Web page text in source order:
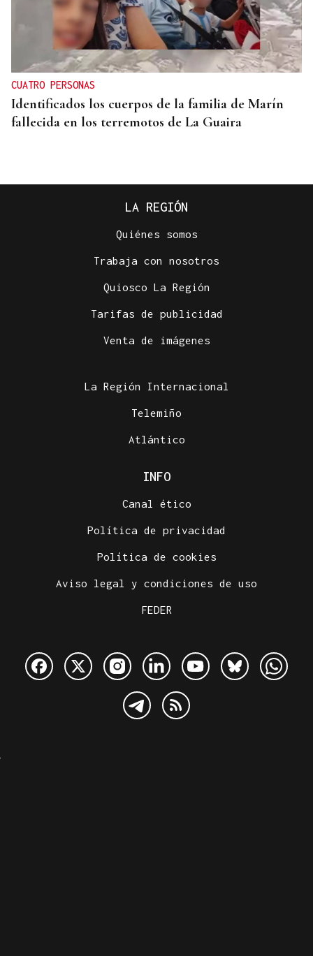
CUATRO PERSONAS
Identificados los cuerpos de la familia de Marín
fallecida en los terremotos de La Guaira
Más de 1.340 menores migrantes continúan en
LA REGIÓN
Quiénes somos
Trabaja con nosotros
Quiosco La Región
Tarifas de publicidad
Venta de imágenes
La Región Internacional
Telemiño
Atlántico
INFO
Canal ético
Política de privacidad
Política de cookies
Aviso legal y condiciones de uso
FEDER